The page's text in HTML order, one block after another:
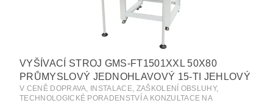
VYŠÍVACÍ STROJ GMS-FT1501XXL 50X80
PRŮMYSLOVÝ JEDNOHLAVOVÝ 15-TI JEHLOVÝ
V CENĚ DOPRAVA, INSTALACE, ZAŠKOLENÍ OBSLUHY,
TECHNOLOGICKÉ PORADENSTVÍ A KONZULTACE NA